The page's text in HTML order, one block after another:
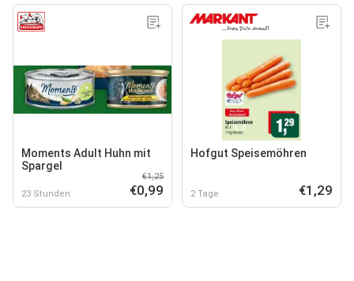
Moments Adult Huhn mit
Spargel
23 Stunden
€1,25
€0,99
Hofgut Speisemöhren
2 Tage €1,29